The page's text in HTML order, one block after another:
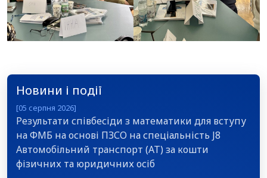
Новини і події
[05 серпня 2026]
Результати співбесіди з математики для вступу
на ФМБ на основі ПЗСО на спеціальність J8
Автомобільний транспорт (АТ) за кошти
фізичних та юридичних осіб